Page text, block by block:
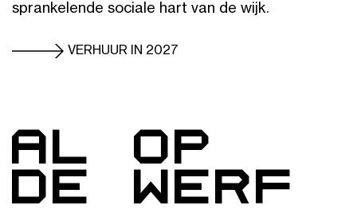
sprankelende sociale hart van de wijk.
VERHUUR IN 2027
Al op
de werf